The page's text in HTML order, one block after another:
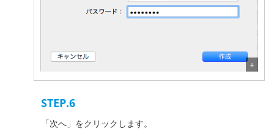
STEP.6
「次へ」をクリックします。